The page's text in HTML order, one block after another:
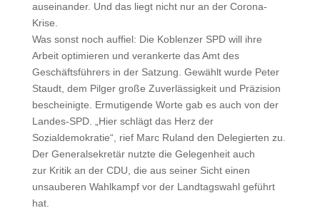
auseinander. Und das liegt nicht nur an der Corona-
Krise.
Was sonst noch auffiel: Die Koblenzer SPD will ihre
Arbeit optimieren und verankerte das Amt des
Geschäftsführers in der Satzung. Gewählt wurde Peter
Staudt, dem Pilger große Zuverlässigkeit und Präzision
bescheinigte. Ermutigende Worte gab es auch von der
Landes-SPD. „Hier schlägt das Herz der
Sozialdemokratie“, rief Marc Ruland den Delegierten zu.
Der Generalsekretär nutzte die Gelegenheit auch
zur Kritik an der CDU, die aus seiner Sicht einen
unsauberen Wahlkampf vor der Landtagswahl geführt
hat.